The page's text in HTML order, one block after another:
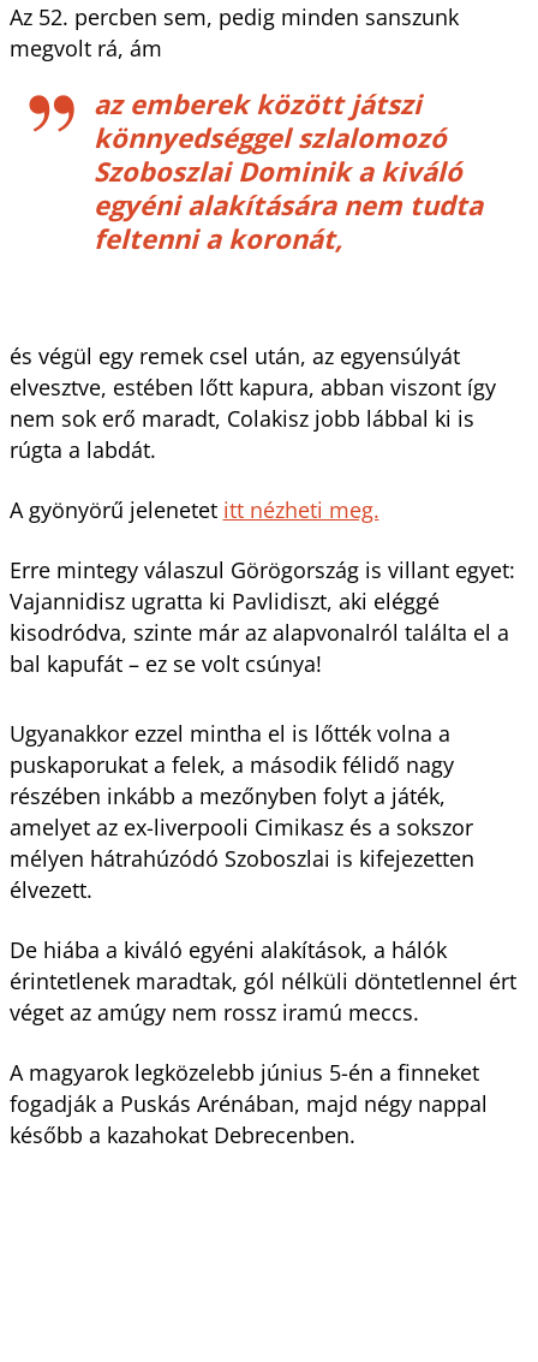
Az 52. percben sem, pedig minden sanszunk
megvolt rá, ám
az emberek között játszi
könnyedséggel szlalomozó
Szoboszlai Dominik a kiváló
egyéni alakítására nem tudta
feltenni a koronát,
és végül egy remek csel után, az egyensúlyát
elvesztve, estében lőtt kapura, abban viszont így
nem sok erő maradt, Colakisz jobb lábbal ki is
rúgta a labdát.
A gyönyörű jelenetet itt nézheti meg.
Erre mintegy válaszul Görögország is villant egyet:
Vajannidisz ugratta ki Pavlidiszt, aki eléggé
kisodródva, szinte már az alapvonalról találta el a
bal kapufát – ez se volt csúnya!
Ugyanakkor ezzel mintha el is lőtték volna a
puskaporukat a felek, a második félidő nagy
részében inkább a mezőnyben folyt a játék,
amelyet az ex-liverpooli Cimikasz és a sokszor
mélyen hátrahúzódó Szoboszlai is kifejezetten
élvezett.
De hiába a kiváló egyéni alakítások, a hálók
érintetlenek maradtak, gól nélküli döntetlennel ért
véget az amúgy nem rossz iramú meccs.
A magyarok legközelebb június 5-én a finneket
fogadják a Puskás Arénában, majd négy nappal
később a kazahokat Debrecenben.